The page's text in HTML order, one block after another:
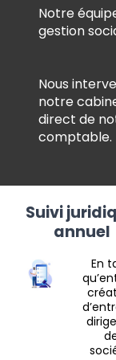
Notre
gestion
Nous
notre
direct de
comptable.
Suivi
annuel
En